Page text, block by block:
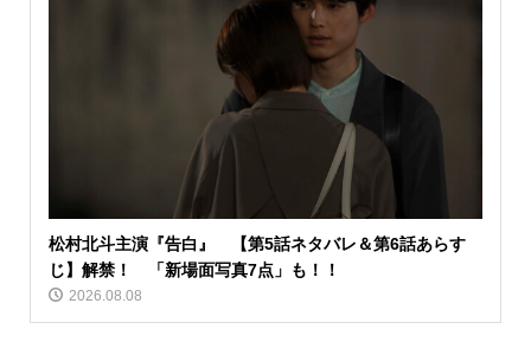
松村北斗主演『告白』 【第5話ネタバレ＆第6話あらす
じ】解禁！ 「新場面写真7点」も！！
2026.08.08